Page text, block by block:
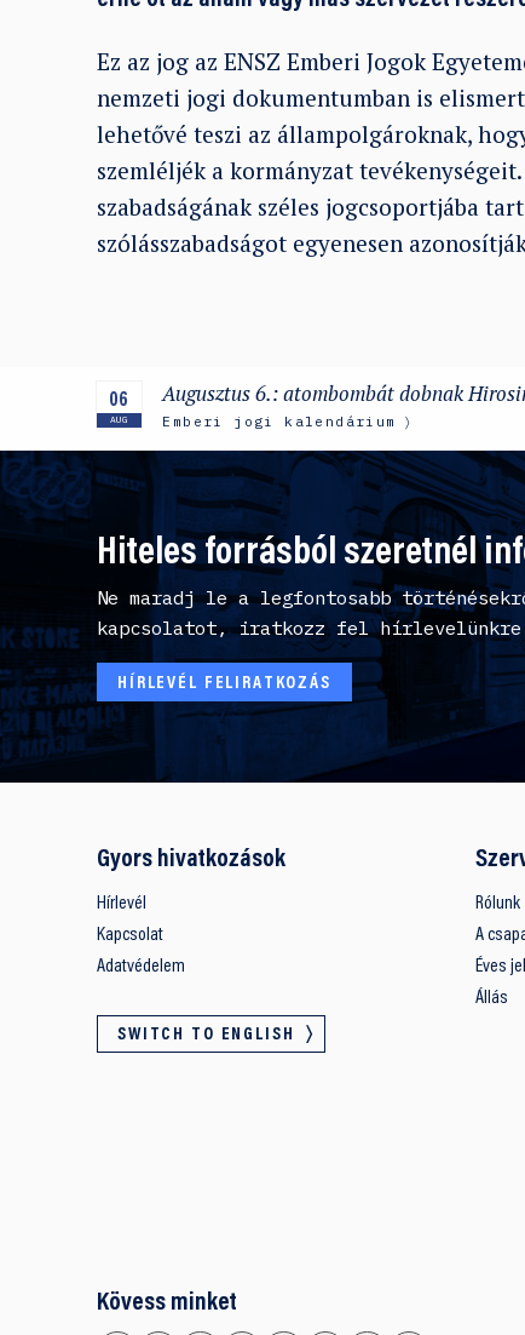
Ez az jog az ENSZ Emberi Jogok
nemzeti jogi dokumentumban is
lehetővé teszi az állampolgároknak,
szemléljék a kormányzat
szabadságának széles jogcsoportjába
szólásszabadságot egyenesen
06
AUG
Augusztus 6.: atombombát dobnak
Emberi jogi kalendárium
Hiteles forrásból szeretnél
Ne maradj le a legfontosabb
kapcsolatot, iratkozz fel
HÍRLEVÉL FELIRATKOZÁS
Gyors hivatkozások
Hírlevél
Kapcsolat
Adatvédelem
SWITCH TO ENGLISH
Rólunk
A
Éves
Állás
Kövess minket